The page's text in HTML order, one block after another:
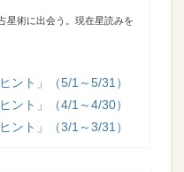
星術に出会う。現在星読みを
ント」（5/1～5/31）
ント」（4/1～4/30）
ント」（3/1～3/31）